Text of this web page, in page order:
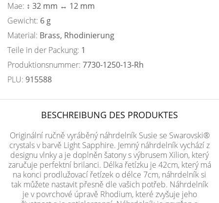
Mae: ↕ 32 mm ↔ 12 mm
Gewicht: 6 g
Material: Brass, Rhodinierung
Teile in der Packung: 1
Produktionsnummer: 7730-1250-13-Rh
PLU: 915588
BESCHREIBUNG DES PRODUKTES
Originální ručně vyráběný náhrdelník Susie se Swarovski®
crystals v barvě Light Sapphire. Jemný náhrdelník vychází z
designu vlnky a je doplněn šatony s výbrusem Xilion, který
zaručuje perfektní brilanci. Délka řetízku je 42cm, který má
na konci prodlužovací řetízek o délce 7cm, náhrdelník si
tak můžete nastavit přesně dle vašich potřeb. Náhrdelník
je v povrchové úpravě Rhodium, které zvyšuje jeho